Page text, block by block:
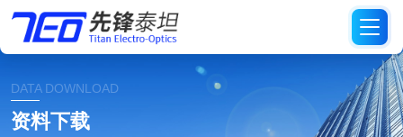
DATA DOWNLOAD
资料下载